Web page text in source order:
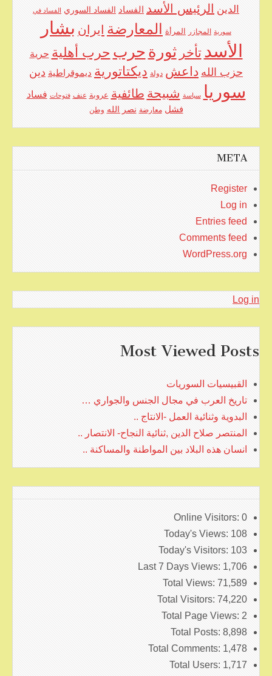
الدين الرئيس الأسد الفساد الفساد السوري الفساد في
سورية المجازر المرأة المعارضة ايران بشار
الأسد تأخر ثورة حرب حرب أهلية حرية
حزب الله داعش دولة ديكتاتورية ديموقراطية دين
سوريا سياسة شبيحة طائفية عروبة عنف فتوحات فساد
فشل معارضة نصر الله وطن
META
Register
Log in
Entries feed
Comments feed
WordPress.org
Log in
Most Viewed Posts
القبيسيات السوريات
تاريخ العرب في مجال الجنس والجواري …
البدوية وثنائية العمل -الانتاج ..
المنتصر صلاح الدين ,ثنائية النجاح- الانتصار ..
انسان هذه البلاد بين المواطنة والمساكنة ..
Online Visitors: 0
Today's Views: 108
Today's Visitors: 103
Last 7 Days Views: 1,706
Total Views: 71,589
Total Visitors: 74,220
Total Page Views: 2
Total Posts: 8,898
Total Comments: 1,478
Total Users: 1,717